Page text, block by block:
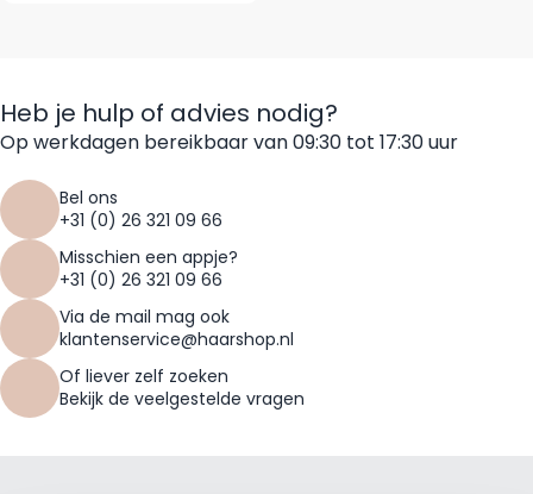
Heb je hulp of advies nodig?
Op werkdagen bereikbaar van 09:30 tot 17:30 uur
Bel ons
+31 (0) 26 321 09 66
Misschien een appje?
+31 (0) 26 321 09 66
Via de mail mag ook
klantenservice@haarshop.nl
Of liever zelf zoeken
Bekijk de veelgestelde vragen